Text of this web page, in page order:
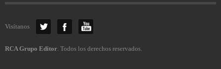
Visítanos
RCA Grupo Editor. Todos los derechos reservados.